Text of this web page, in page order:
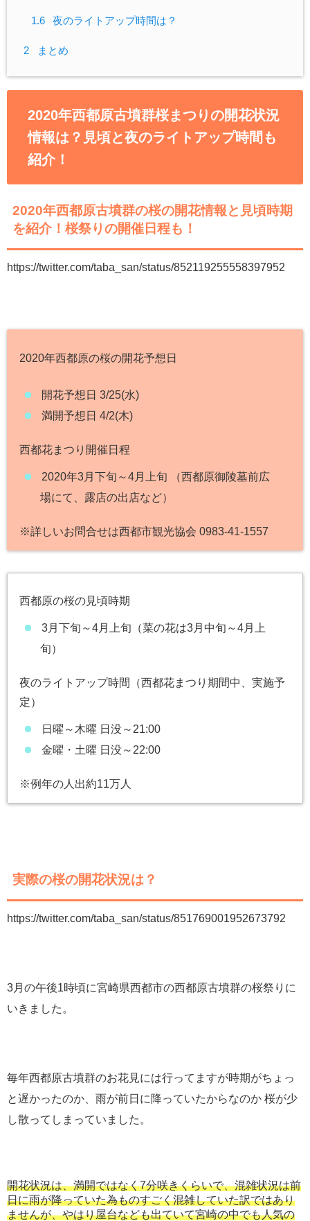
1.6 夜のライトアップ時間は？
2 まとめ
2020年西都原古墳群桜まつりの開花状況
情報は？見頃と夜のライトアップ時間も
紹介！
2020年西都原古墳群の桜の開花情報と見頃時期
を紹介！桜祭りの開催日程も！
https://twitter.com/taba_san/status/852119255558397952
2020年西都原の桜の開花予想日
開花予想日 3/25(水)
満開予想日 4/2(木)
西都花まつり開催日程
2020年3月下旬～4月上旬 （西都原御陵墓前広
場にて、露店の出店など）
※詳しいお問合せは西都市観光協会 0983-41-1557
西都原の桜の見頃時期
3月下旬～4月上旬（菜の花は3月中旬～4月上
旬）
夜のライトアップ時間（西都花まつり期間中、実施予
定）
日曜～木曜 日没～21:00
金曜・土曜 日没～22:00
※例年の人出約11万人
実際の桜の開花状況は？
https://twitter.com/taba_san/status/851769001952673792
3月の午後1時頃に宮崎県西都市の西都原古墳群の桜祭りに
いきました。
毎年西都原古墳群のお花見には行ってますが時期がちょっ
と遅かったのか、雨が前日に降っていたからなのか 桜が少
し散ってしまっていました。
開花状況は、満開ではなく7分咲きくらいで、混雑状況は前
日に雨が降っていた為ものすごく混雑していた訳ではあり
ませんが、やはり屋台なども出ていて宮崎の中でも人気の